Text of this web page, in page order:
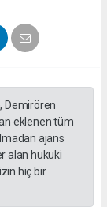
Demirören
eklenen tüm
ajans
alan hukuki
hiç bir